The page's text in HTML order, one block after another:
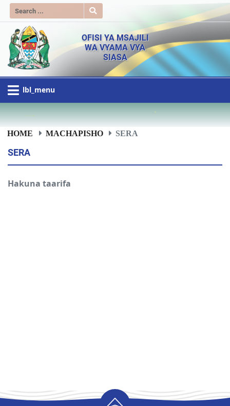
OFISI YA MSAJILI
WA VYAMA VYA
SIASA
lbl_menu
HOME MACHAPISHO SERA
SERA
Hakuna taarifa